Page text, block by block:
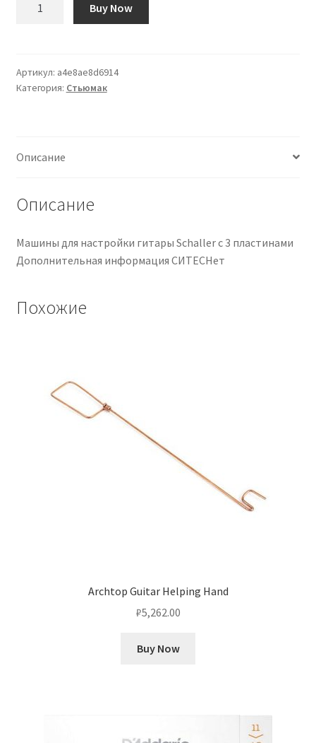
3-
on-
Buy Now
Артикул: a4e8ae8d6914
Категория: Стьюмак
Описание
Описание
Машины для настройки гитары Schaller с 3 пластинами
Дополнительная информация СИТЕСНет
Похожие
Archtop Guitar Helping Hand
₽5,262.00
Buy Now